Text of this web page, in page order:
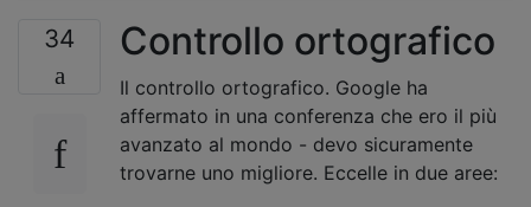
34 Controllo ortografico
Il controllo ortografico. Google ha
affermato in una conferenza che ero il più
avanzato al mondo - devo sicuramente
trovarne uno migliore. Eccelle in due aree: